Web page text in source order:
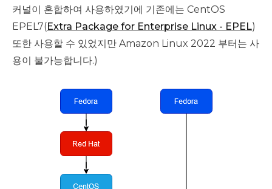
커널이 혼합하여 사용하였기에 기존에는 CentOS
EPEL7(Extra Package for Enterprise Linux - EPEL)
또한 사용할 수 있었지만 Amazon Linux 2022 부터는 사
용이 불가능합니다.)